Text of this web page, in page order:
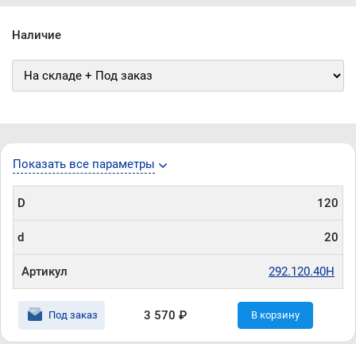
Наличие
Показать все параметры
D 120
d 20
Артикул 292.120.40H
Под заказ 3 570 ₽ В корзину